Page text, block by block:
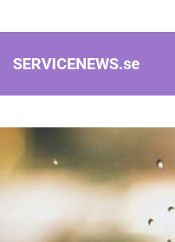
SERVICENEWS.se